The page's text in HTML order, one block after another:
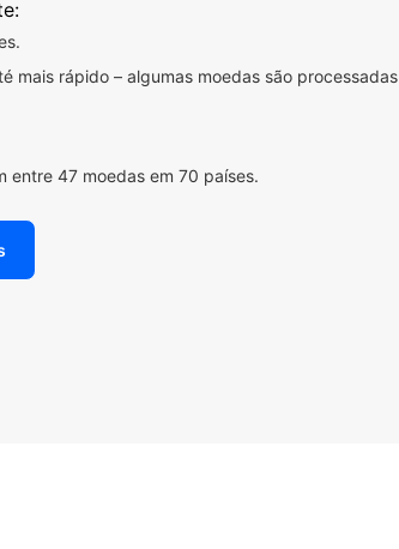
mais rápido – algumas moedas são processadas
entre 47 moedas em 70 países.